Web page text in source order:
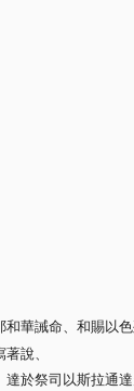
和華誡命、和賜以
說、
達於祭司以斯拉通